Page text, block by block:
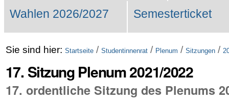
Wahlen 2026/2027 Semesterticket
Sie sind hier: Startseite / Studentinnenrat / Plenum / Sitzungen /
17. Sitzung Plenum 2021/2022
17. ordentliche Sitzung des Plenums